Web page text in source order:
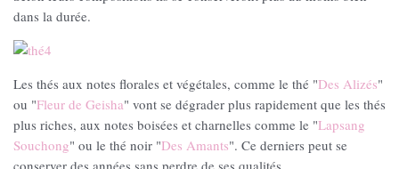
dans la durée.
Les thés aux notes florales et végétales, comme le thé "Des Alizés"
ou "Fleur de Geisha" vont se dégrader plus rapidement que les thés
plus riches, aux notes boisées et charnelles comme le "Lapsang
Souchong" ou le thé noir "Des Amants". Ce derniers peut se